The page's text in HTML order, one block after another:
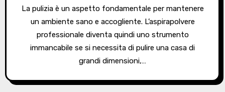
La pulizia è un aspetto fondamentale per mantenere
un ambiente sano e accogliente. L’aspirapolvere
professionale diventa quindi uno strumento
immancabile se si necessita di pulire una casa di
grandi dimensioni,…